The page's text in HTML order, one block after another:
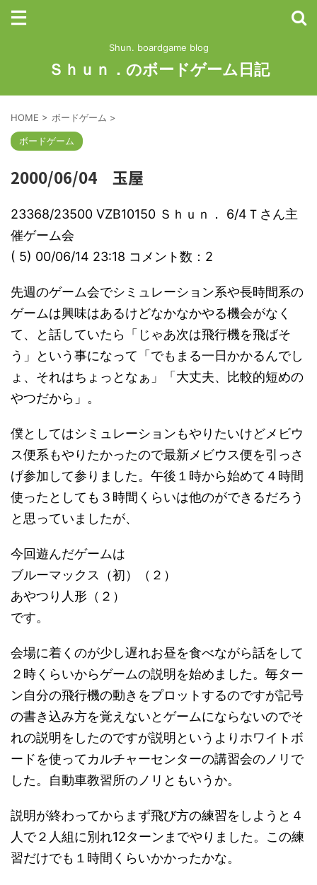
Shun. boardgame blog
Ｓｈｕｎ．のボードゲーム日記
HOME > ボードゲーム >
ボードゲーム
2000/06/04 玉屋
23368/23500 VZB10150 Ｓｈｕｎ． 6/4Ｔさん主
催ゲーム会
( 5) 00/06/14 23:18 コメント数：2
先週のゲーム会でシミュレーション系や長時間系の
ゲームは興味はあるけどなかなかやる機会がなく
て、と話していたら「じゃあ次は飛行機を飛ばそ
う」という事になって「でもまる一日かかるんでし
ょ、それはちょっとなぁ」「大丈夫、比較的短めの
やつだから」。
僕としてはシミュレーションもやりたいけどメビウ
ス便系もやりたかったので最新メビウス便を引っさ
げ参加して参りました。午後１時から始めて４時間
使ったとしても３時間くらいは他のができるだろう
と思っていましたが、
今回遊んだゲームは
ブルーマックス（初）（２）
あやつり人形（２）
です。
会場に着くのが少し遅れお昼を食べながら話をして
２時くらいからゲームの説明を始めました。毎ター
ン自分の飛行機の動きをプロットするのですが記号
の書き込み方を覚えないとゲームにならないのでそ
れの説明をしたのですが説明というよりホワイトボ
ードを使ってカルチャーセンターの講習会のノリで
した。自動車教習所のノリともいうか。
説明が終わってからまず飛び方の練習をしようと４
人で２人組に別れ12ターンまでやりました。この練
習だけでも１時間くらいかかったかな。